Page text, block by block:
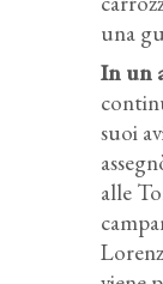
una
In un
suoi
alle